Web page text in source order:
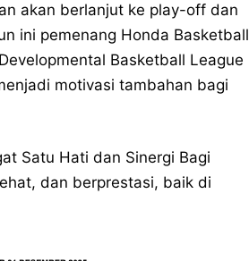
akan berlanjut ke play-off dan
ini pemenang Honda Basketball
Basketball League
motivasi tambahan bagi
Satu Hati dan Sinergi Bagi
dan berprestasi, baik di